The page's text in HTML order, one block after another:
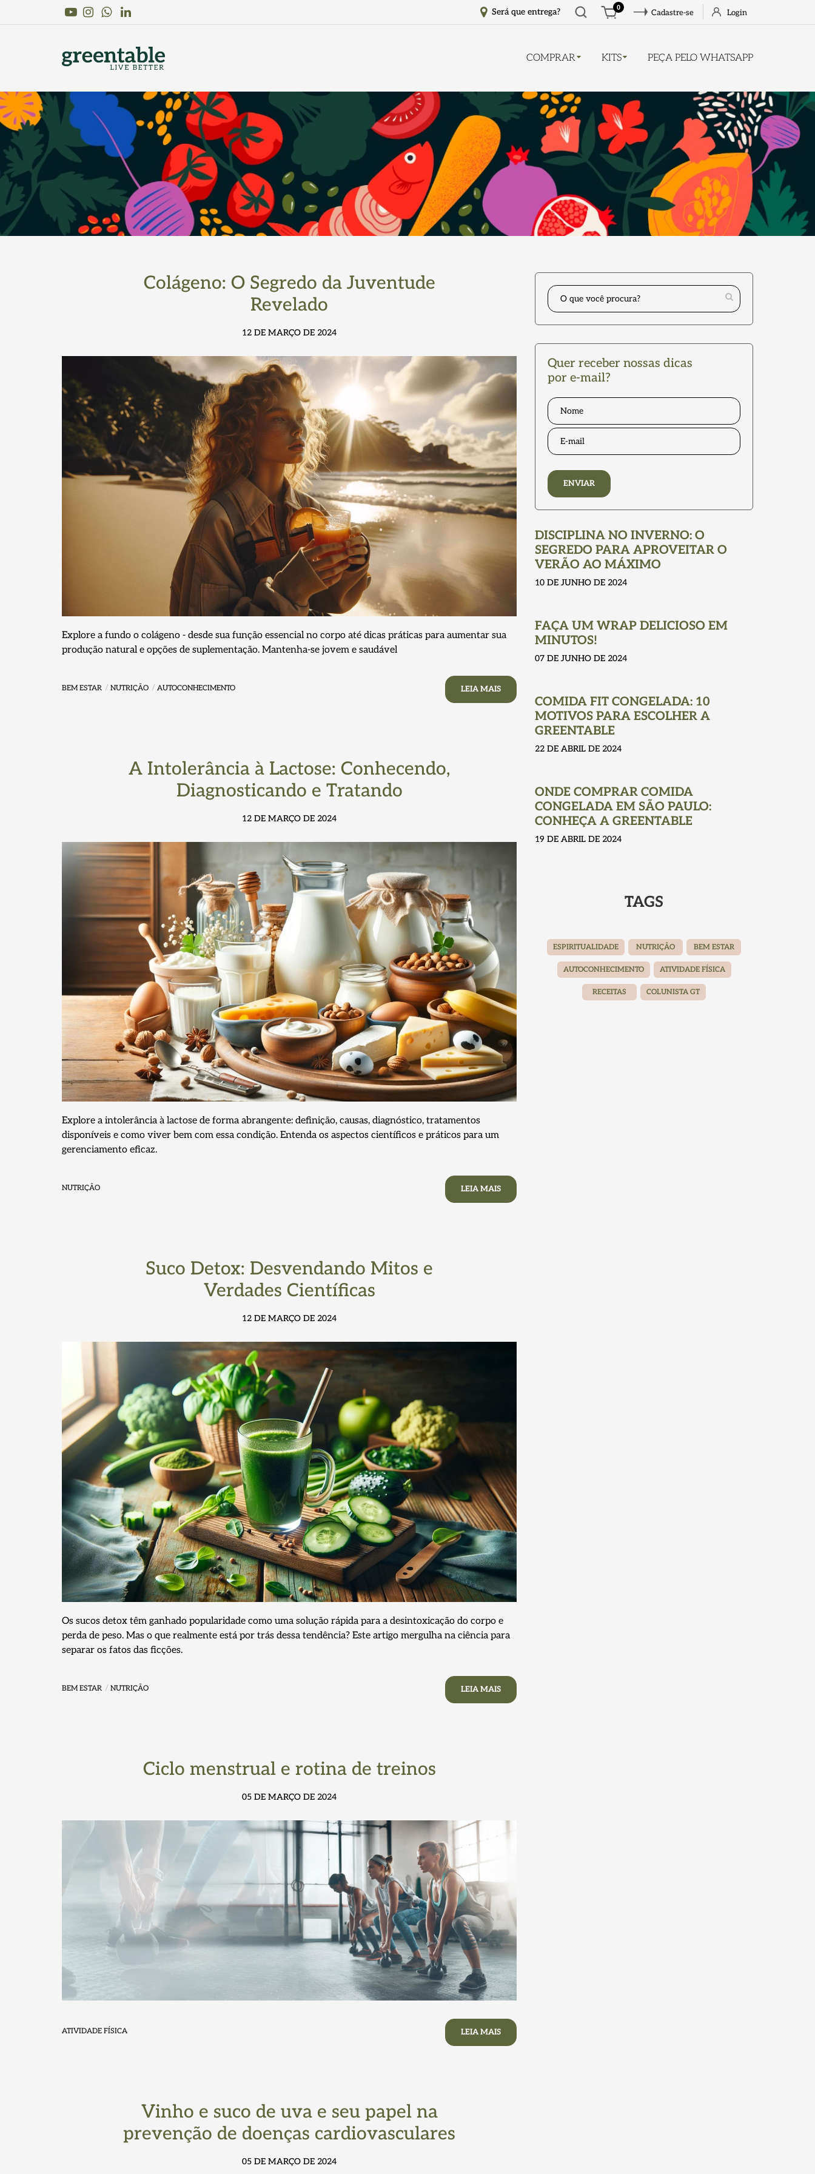
YoutubeInstagramWhatsApp
Linkedin Será que entrega?
Abrir
busca
0
Cadastre-se Login
COMPRAR KITS PEÇA PELO WHATSAPP
Quer receber nossas dicas
por e-mail?
ENVIAR
DISCIPLINA NO INVERNO: O
SEGREDO PARA APROVEITAR O
VERÃO AO MÁXIMO
10 DE JUNHO DE 2024
FAÇA UM WRAP DELICIOSO EM
MINUTOS!
07 DE JUNHO DE 2024
COMIDA FIT CONGELADA: 10
MOTIVOS PARA ESCOLHER A
GREENTABLE
22 DE ABRIL DE 2024
ONDE COMPRAR COMIDA
CONGELADA EM SÃO PAULO:
CONHEÇA A GREENTABLE
19 DE ABRIL DE 2024
TAGS
ESPIRITUALIDADE NUTRIÇÃO BEM ESTAR
AUTOCONHECIMENTO ATIVIDADE FÍSICA
RECEITAS COLUNISTA GT
Colágeno: O Segredo da Juventude
Revelado
12 DE MARÇO DE 2024
Explore a fundo o colágeno - desde sua função essencial no corpo até dicas práticas para aumentar sua
produção natural e opções de suplementação. Mantenha-se jovem e saudável
BEM ESTAR NUTRIÇÃO AUTOCONHECIMENTO LEIA MAIS
A Intolerância à Lactose: Conhecendo,
Diagnosticando e Tratando
12 DE MARÇO DE 2024
Explore a intolerância à lactose de forma abrangente: definição, causas, diagnóstico, tratamentos
disponíveis e como viver bem com essa condição. Entenda os aspectos científicos e práticos para um
gerenciamento eficaz.
NUTRIÇÃO LEIA MAIS
Suco Detox: Desvendando Mitos e
Verdades Científicas
12 DE MARÇO DE 2024
Os sucos detox têm ganhado popularidade como uma solução rápida para a desintoxicação do corpo e
perda de peso. Mas o que realmente está por trás dessa tendência? Este artigo mergulha na ciência para
separar os fatos das ficções.
BEM ESTAR NUTRIÇÃO LEIA MAIS
Ciclo menstrual e rotina de treinos
05 DE MARÇO DE 2024
ATIVIDADE FÍSICA LEIA MAIS
Vinho e suco de uva e seu papel na
prevenção de doenças cardiovasculares
05 DE MARÇO DE 2024